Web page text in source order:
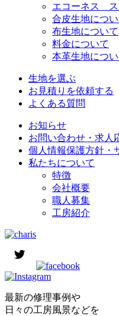
エコーネス ス
合皮生地につ
布生地について
料金について
本革生地につ
生地を選ぶ
お見積りを依頼する
よくある質問
お知らせ
お問い合わせ・求人
個人情報保護方針・
私たちについて
特徴
会社概要
職人募集
工房紹介
最新の修理事例や
日々の工房風景などを